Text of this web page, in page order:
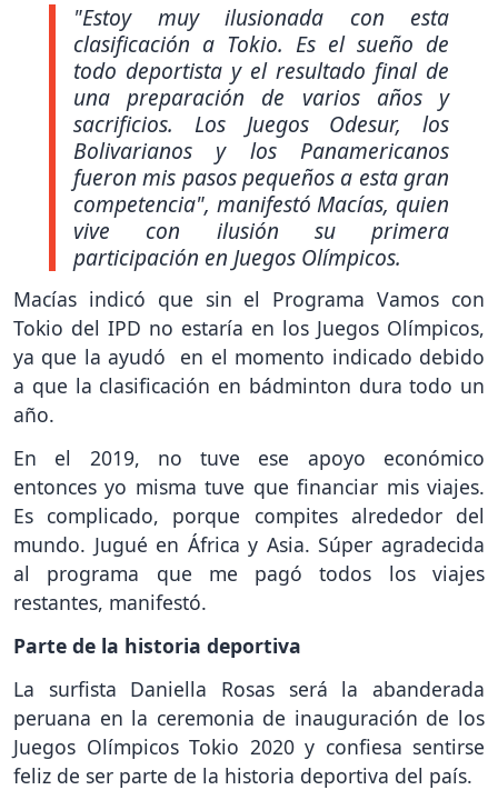
"Estoy muy ilusionada con esta
clasificación a Tokio. Es el sueño de
todo deportista y el resultado final de
una preparación de varios años y
sacrificios. Los Juegos Odesur, los
Bolivarianos y los Panamericanos
fueron mis pasos pequeños a esta gran
competencia", manifestó Macías, quien
vive con ilusión su primera
participación en Juegos Olímpicos.
Macías indicó que sin el Programa Vamos con
Tokio del IPD no estaría en los Juegos Olímpicos,
ya que la ayudó en el momento indicado debido
a que la clasificación en bádminton dura todo un
año.
En el 2019, no tuve ese apoyo económico
entonces yo misma tuve que financiar mis viajes.
Es complicado, porque compites alrededor del
mundo. Jugué en África y Asia. Súper agradecida
al programa que me pagó todos los viajes
restantes, manifestó.
Parte de la historia deportiva
La surfista Daniella Rosas será la abanderada
peruana en la ceremonia de inauguración de los
Juegos Olímpicos Tokio 2020 y confiesa sentirse
feliz de ser parte de la historia deportiva del país.